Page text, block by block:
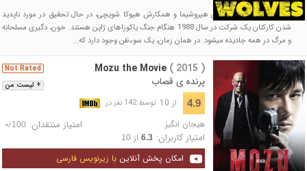
اوگامی شگو، کارآگاه پلیس هیروشیما و همکارش هیوکا شویچی، در حال تحقیق در مورد ناپدید
شدن کارکنان یک شرکت در سال 1988 هنگام جنگ یاکوزاهای ژاپن هستند. خون، دگیری مسلحانه
و مرگ در همه جادیده میشود. در همان زمان، یک سوءظن وجود دارد که...
+ لیست من
Not Rated Mozu the Movie ( 2015 )
پرنده ی قصاب
4.9 از 10 توسط 142 نفر در
هیجان انگیز امتیاز منتقدان: -/100
امتیاز کاربران: 6.3از 10
امکان پخش آنلاین با زیرنویس فارسی